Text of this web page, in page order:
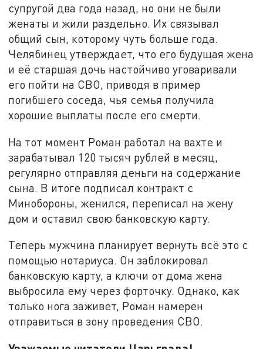
супругой два года назад, но они не были
женаты и жили раздельно. Их связывал
общий сын, которому чуть больше года.
Челябинец утверждает, что его будущая жена
и её старшая дочь настойчиво уговаривали
его пойти на СВО, приводя в пример
погибшего соседа, чья семья получила
хорошие выплаты после его смерти.
На тот момент Роман работал на вахте и
зарабатывал 120 тысяч рублей в месяц,
регулярно отправляя деньги на содержание
сына. В итоге подписал контракт с
Минобороны, женился, переписал на жену
дом и оставил свою банковскую карту.
Теперь мужчина планирует вернуть всё это с
помощью нотариуса. Он заблокировал
банковскую карту, а ключи от дома жена
выбросила ему через форточку. Однако, как
только нога заживет, Роман намерен
отправиться в зону проведения СВО.